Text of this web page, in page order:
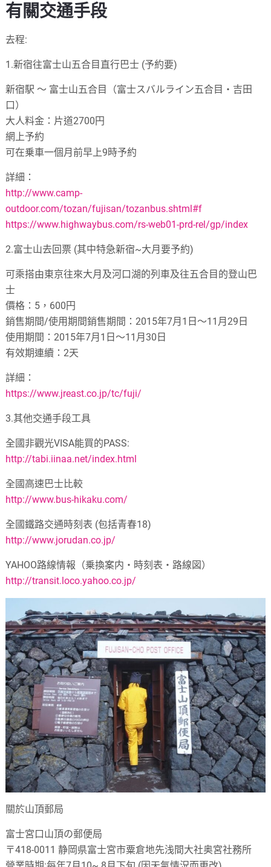
有關交通手段
去程:
1.新宿往富士山五合目直行巴士 (予約要)
新宿駅 ～ 富士山五合目（富士スバルライン五合目‧吉田
口）
大人料金：片道2700円
網上予約
可在乗車一個月前早上9時予約
詳細：
http://www.camp-
outdoor.com/tozan/fujisan/tozanbus.shtml#f
https://www.highwaybus.com/rs-web01-prd-rel/gp/index
2.富士山去回票 (其中特急新宿~大月要予約)
可乘搭由東京往來大月及河口湖的列車及往五合目的登山巴
士
價格： 5 ， 600円
銷售期間/使用期間銷售期間： 2015年7月 1 日～11 月 29 日
使用期間： 2015年7月 1 日～11 月30 日
有效期連續： 2天
詳細：
https://www.jreast.co.jp/tc/fuji/
3.其他交通手段工具
全國非觀光VISA能買的PASS:
http://tabi.iinaa.net/index.html
全國高速巴士比較
http://www.bus-hikaku.com/
全國鐵路交通時刻表 (包括青春18)
http://www.jorudan.co.jp/
YAHOO路線情報（乗換案内‧時刻表‧路線図）
http://transit.loco.yahoo.co.jp/
關於山頂郵局
富士宮口山頂の郵便局
〒418-0011静岡県富士宮市粟倉地先浅間大社奥宮社務所